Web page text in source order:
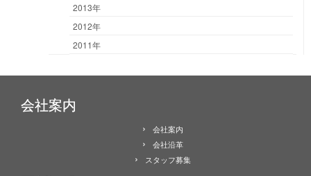
2013年
2012年
2011年
会社案内
会社案内
会社沿革
スタッフ募集